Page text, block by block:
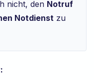
nicht, den Notruf
Notdienstzu